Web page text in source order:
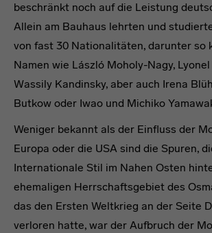
beschränkt noch auf die Leistung
Allein am Bauhaus lehrten und
von fast 30 Nationalitäten, darunter so
Namen wie László Moholy-Nagy,
Wassily Kandinsky, aber auch Irena
Butkow oder Iwao und Michiko
Weniger bekannt als der Einfluss der
Europa oder die USA sind die Spuren,
Internationale Stil im Nahen Osten
ehemaligen Herrschaftsgebiet des
das den Ersten Weltkrieg an der Seite
verloren hatte, war der Aufbruch der